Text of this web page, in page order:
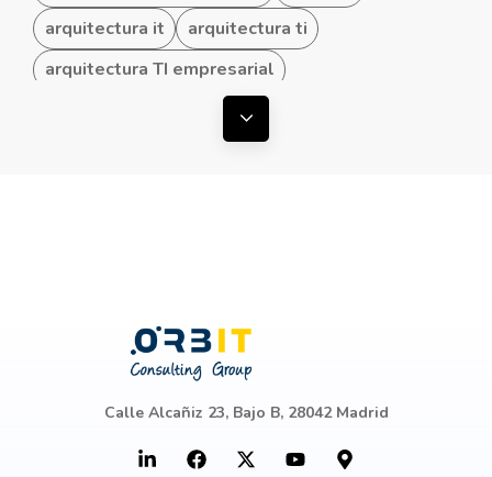
arquitectura it
arquitectura ti
arquitectura TI empresarial
Backup y Disaster Recovery
hiperconvergentes
Mostrar todas las etiquetas
Calle Alcañiz 23, Bajo B, 28042 Madrid